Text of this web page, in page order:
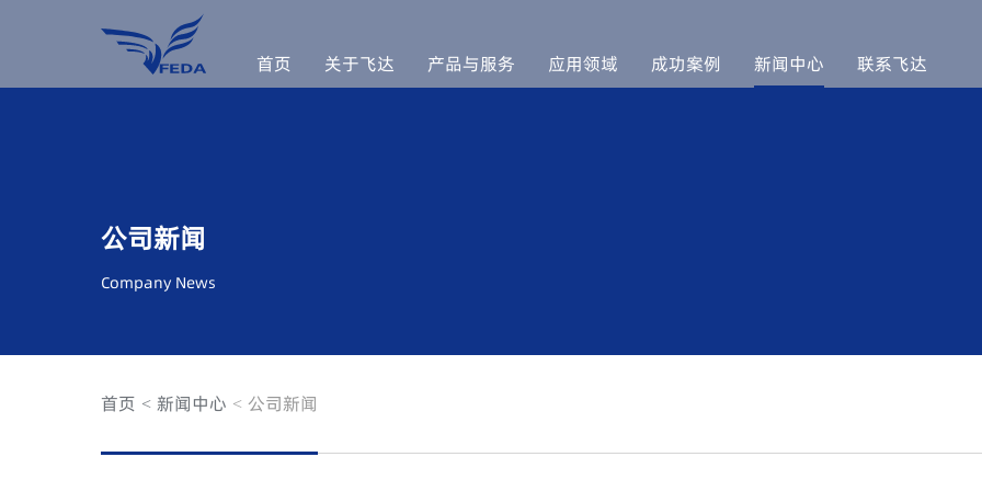
首页 关于飞达 产品与服务 应用领域 成功案例 新闻中心 联系飞达
公司新闻
Company News
首页 新闻中心 公司新闻